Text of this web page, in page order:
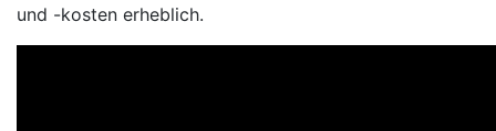
und -kosten erheblich.